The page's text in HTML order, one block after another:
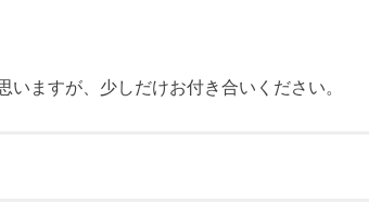
ますが、少しだけお付き合いください。